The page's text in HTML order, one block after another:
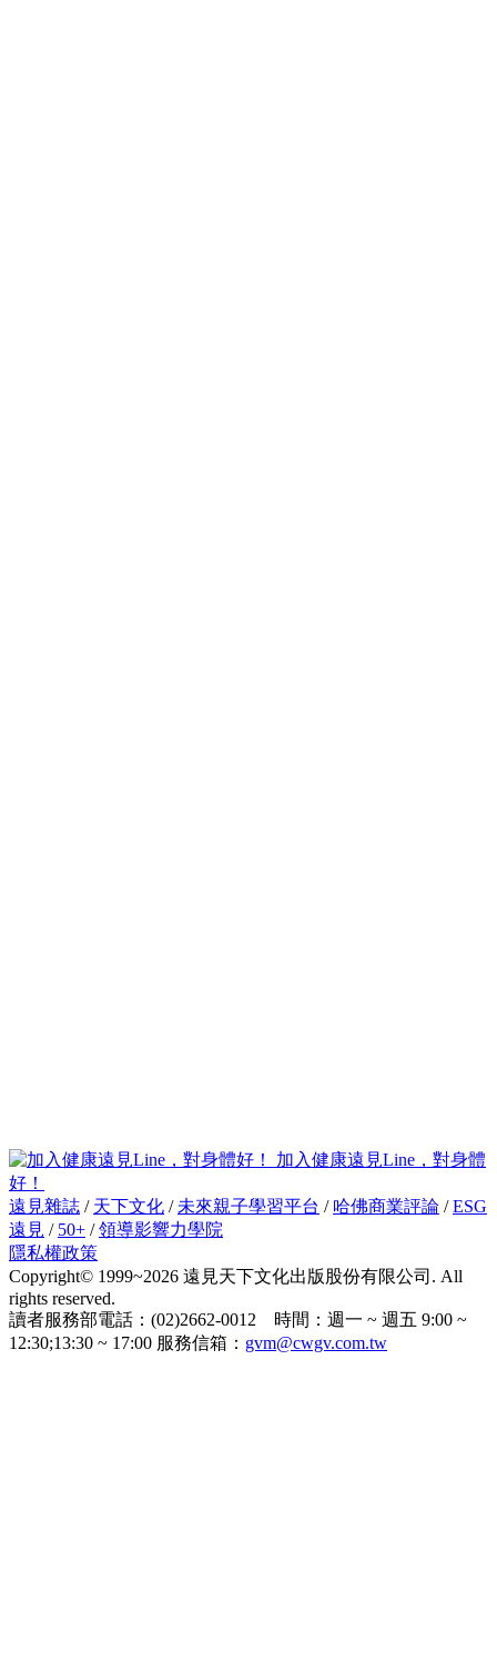
加入健康遠見Line，對身體
好！
遠見雜誌 / 天下文化 / 未來親子學習平台 / 哈佛商業評論 /ESG
遠見 / 50+ /領導影響力學院
隱私權政策
Copyright© 1999~2026 遠見天下文化出版股份有限公司. All
rights reserved.
讀者服務部電話：(02)2662-0012 時間：週一 ~ 週五 9:00 ~
12:30;13:30 ~ 17:00 服務信箱： gvm@cwgv.com.tw